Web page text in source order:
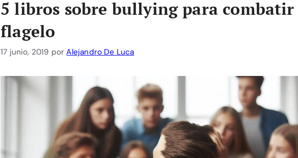
5 libros sobre bullying para combatir
flagelo
17 junio, 2019 porAlejandro De Luca